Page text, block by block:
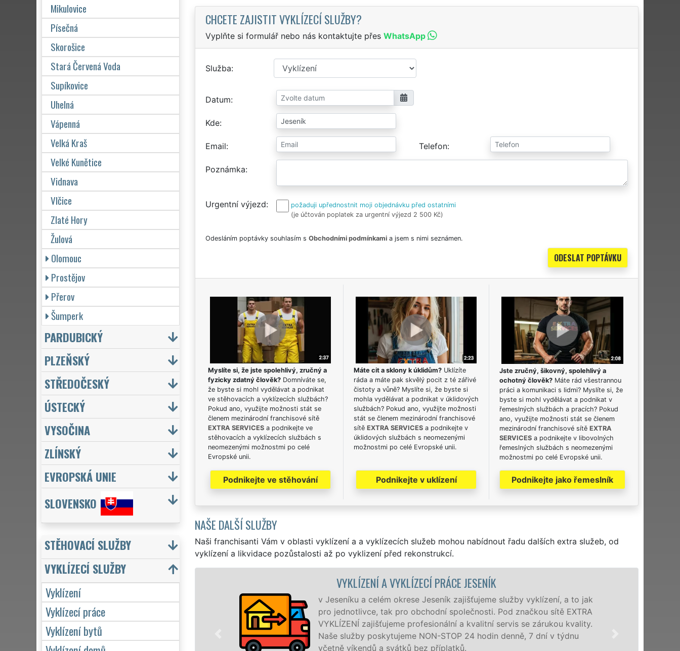
CHCETE ZAJISTIT VYKLÍZECÍ SLUŽBY?
Vyplňte si formulář nebo nás kontaktujte přes WhatsApp
Služba
Datum
Kde
Email Telefon
Poznámka
Urgentní výjezd
požaduji upřednostnit moji objednávku před ostatními
(je účtován poplatek za urgentní výjezd 2 500 Kč)
Odesláním poptávky souhlasím s Obchodními podmínkamia jsem s nimi seznámen.
Myslíte si, že jste spolehlivý, zručný a
fyzicky zdatný člověk?Domníváte se,
že byste si mohl vydělávat a podnikat
ve stěhovacích a vyklízecích službách?
Pokud ano, využijte možnosti stát se
členem mezinárodní franchisové sítě
EXTRA SERVICESa podnikejte ve
stěhovacích a vyklízecích službách s
neomezenými možnostmi po celé
Evropské unii.
Podnikejte ve stěhování
Máte cit a sklony k úklidům?Uklízíte
ráda a máte pak skvělý pocit z té zářivé
čistoty a vůně? Myslíte si, že byste si
mohla vydělávat a podnikat v úklidových
službách? Pokud ano, využijte možnosti
stát se členem mezinárodní franchisové
sítě EXTRA SERVICESa podnikejte v
úklidových službách s neomezenými
možnostmi po celé Evropské unii.
Podnikejte v uklízení
Jste zručný, šikovný, spolehlivý a
ochotný člověk? Máte rád všestrannou
práci a komunikaci s lidmi? Myslíte si, že
byste si mohl vydělávat a podnikat v
řemeslných službách a pracích? Pokud
ano, využijte možnosti stát se členem
mezinárodní franchisové sítě EXTRA
SERVICES a podnikejte v libovolných
řemeslných službách s neomezenými
možnostmi po celé Evropské unii.
Podnikejte jako řemeslník
NAŠE DALŠÍ SLUŽBY
Naši franchisanti Vám v oblasti vyklízení a a vyklízecích služeb mohou nabídnout řadu dalších extra služeb, od
vyklízení a likvidace pozůstalosti až po vyklizení před rekonstrukcí.
VYKLÍZENÍ A VYKLÍZECÍ PRÁCE JESENÍK
v Jeseníku a celém okrese Jeseník zajišťujeme služby vyklízení, a to jak
pro jednotlivce, tak pro obchodní společnosti. Pod značkou sítě EXTRA
VYKLÍZENÍ zajišťujeme profesionální a kvalitní servis se zárukou kvality.
Naše služby poskytujeme NON-STOP 24 hodin denně, 7 dní v týdnu
včetně víkendů a svátků bez příplatků.
Mikulovice
Písečná
Skorošice
Stará Červená Voda
Supíkovice
Uhelná
Vápenná
Velká Kraš
Velké Kunětice
Vidnava
Vlčice
Zlaté Hory
Žulová
Olomouc
Prostějov
Přerov
Šumperk
PARDUBICKÝ
PLZEŇSKÝ
STŘEDOČESKÝ
ÚSTECKÝ
VYSOČINA
ZLÍNSKÝ
EVROPSKÁ UNIE
SLOVENSKO
STĚHOVACÍ SLUŽBY
VYKLÍZECÍ SLUŽBY
Vyklízení
Vyklízecí práce
Vyklízení bytů